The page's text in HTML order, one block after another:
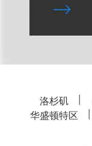
洛杉矶
华盛顿特区